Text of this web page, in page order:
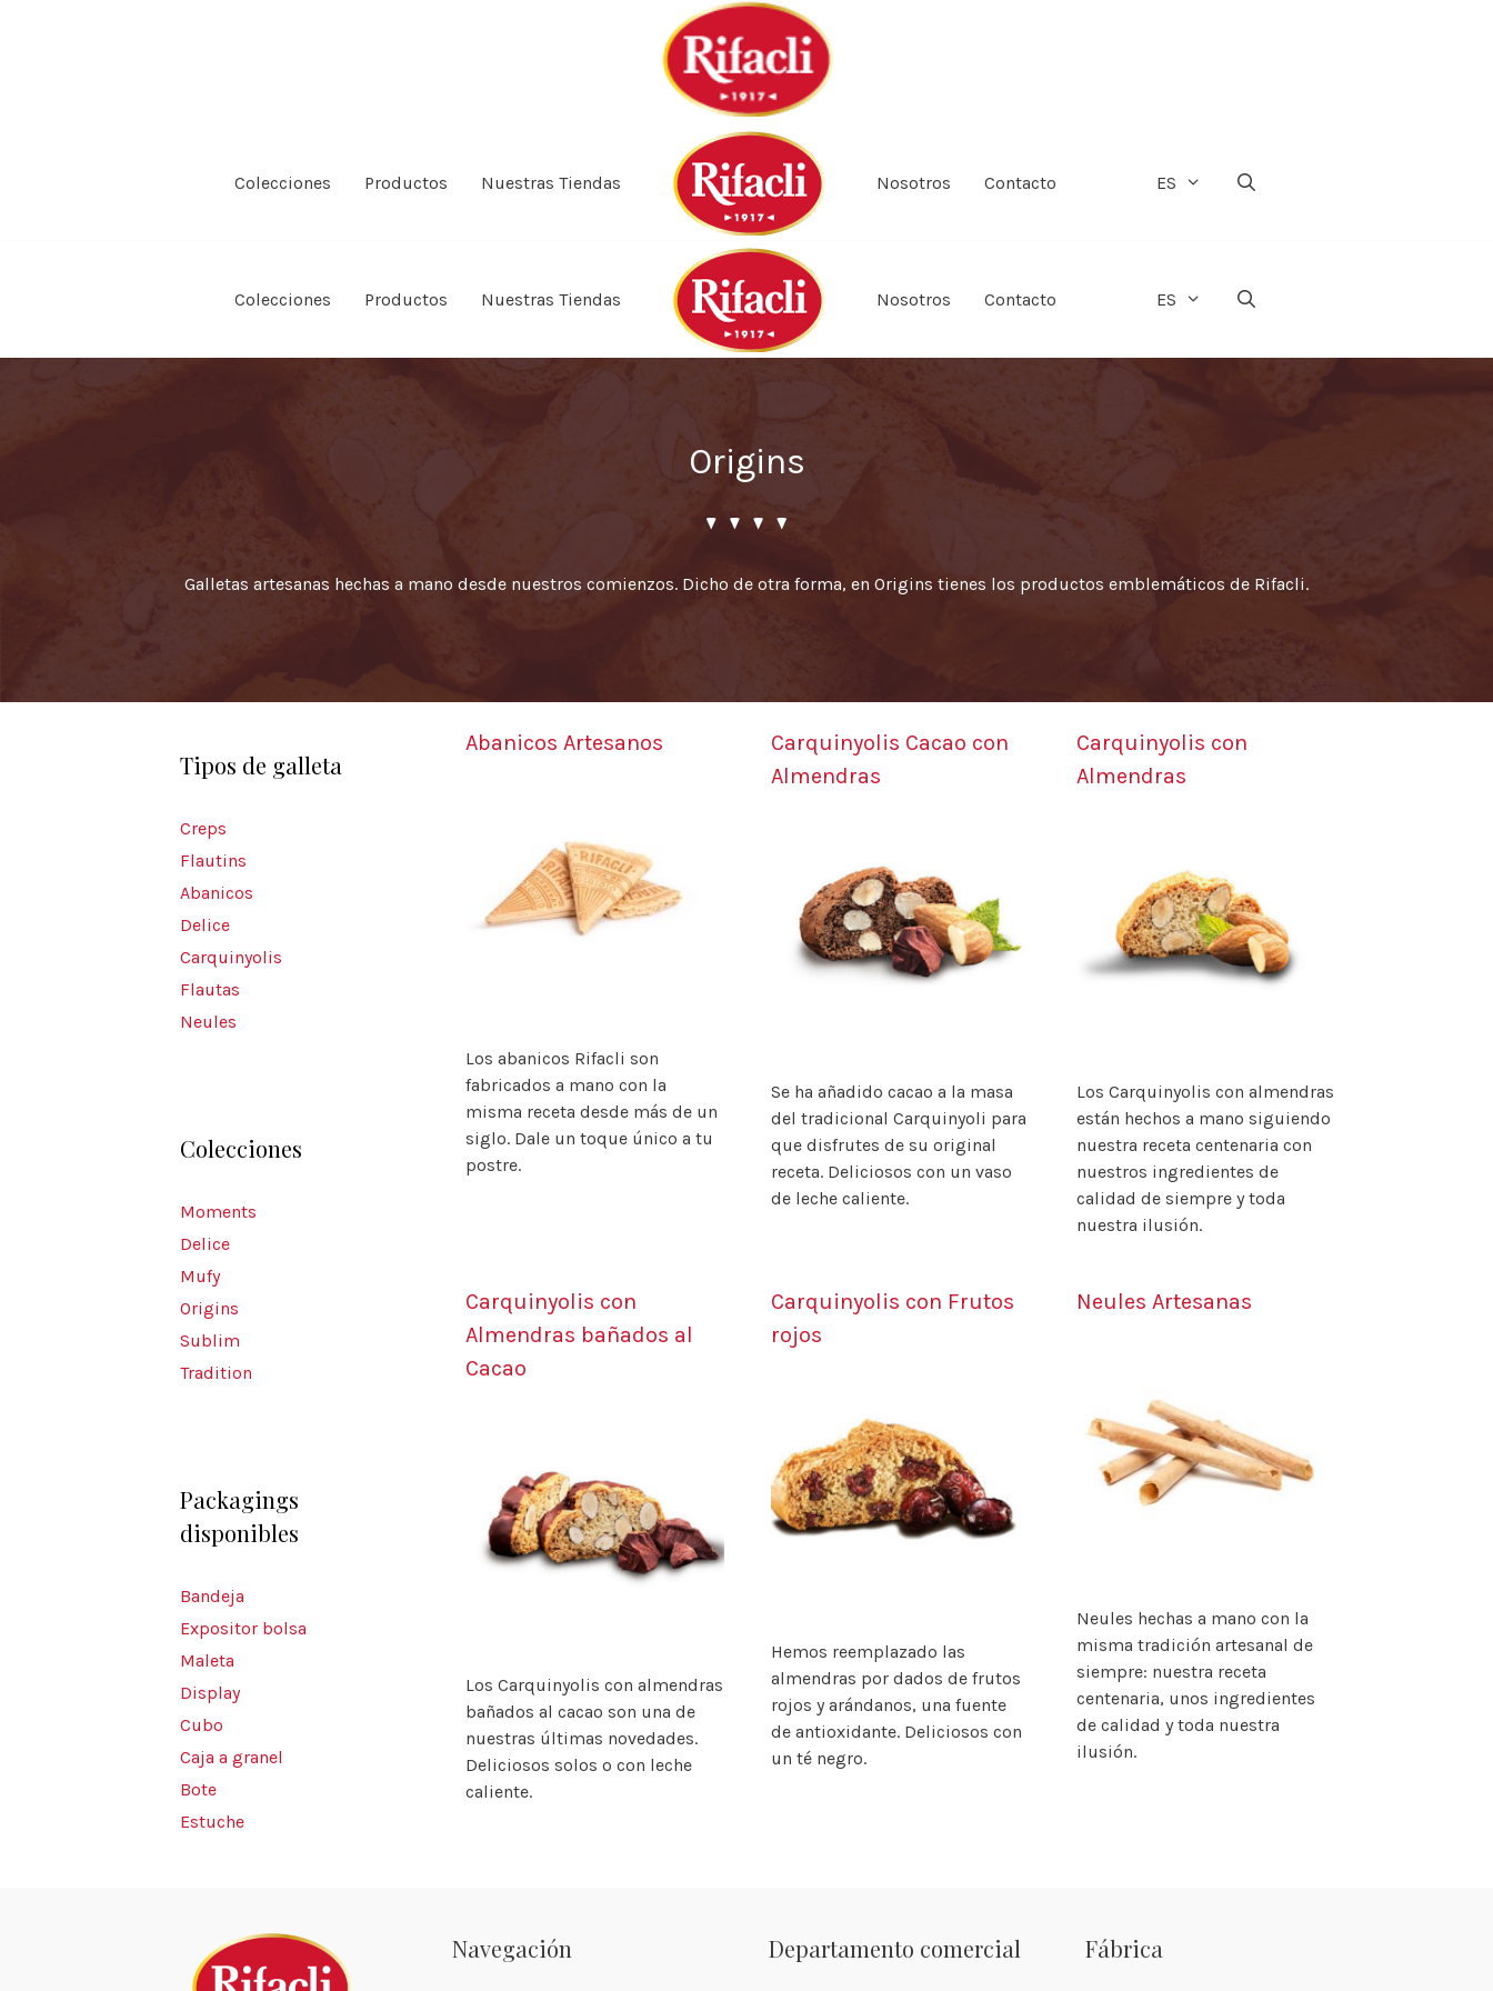
Colecciones Productos Nuestras Tiendas Nosotros Contacto ES
Colecciones Productos Nuestras Tiendas Nosotros Contacto ES
Origins
Galletas artesanas hechas a mano desde nuestros comienzos. Dicho de otra forma, en Origins tienes los productos emblemáticos de Rifacli.
Abanicos Artesanos
Los abanicos Rifacli son
fabricados a mano con la
misma receta desde más de un
siglo. Dale un toque único a tu
postre.
Carquinyolis Cacao con
Almendras
Se ha añadido cacao a la masa
del tradicional Carquinyoli para
que disfrutes de su original
receta. Deliciosos con un vaso
de leche caliente.
Carquinyolis con
Almendras
Los Carquinyolis con almendras
están hechos a mano siguiendo
nuestra receta centenaria con
nuestros ingredientes de
calidad de siempre y toda
nuestra ilusión.
Carquinyolis con
Almendras bañados al
Cacao
Los Carquinyolis con almendras
bañados al cacao son una de
nuestras últimas novedades.
Deliciosos solos o con leche
caliente.
Carquinyolis con Frutos
rojos
Hemos reemplazado las
almendras por dados de frutos
rojos y arándanos, una fuente
de antioxidante. Deliciosos con
un té negro.
Neules Artesanas
Neules hechas a mano con la
misma tradición artesanal de
siempre: nuestra receta
centenaria, unos ingredientes
de calidad y toda nuestra
ilusión.
Tipos de galleta
Creps
Flautins
Abanicos
Delice
Carquinyolis
Flautas
Neules
Colecciones
Moments
Delice
Mufy
Origins
Sublim
Tradition
Packagings
disponibles
Bandeja
Expositor bolsa
Maleta
Display
Cubo
Caja a granel
Bote
Estuche
Navegación Departamento comercial Fábrica